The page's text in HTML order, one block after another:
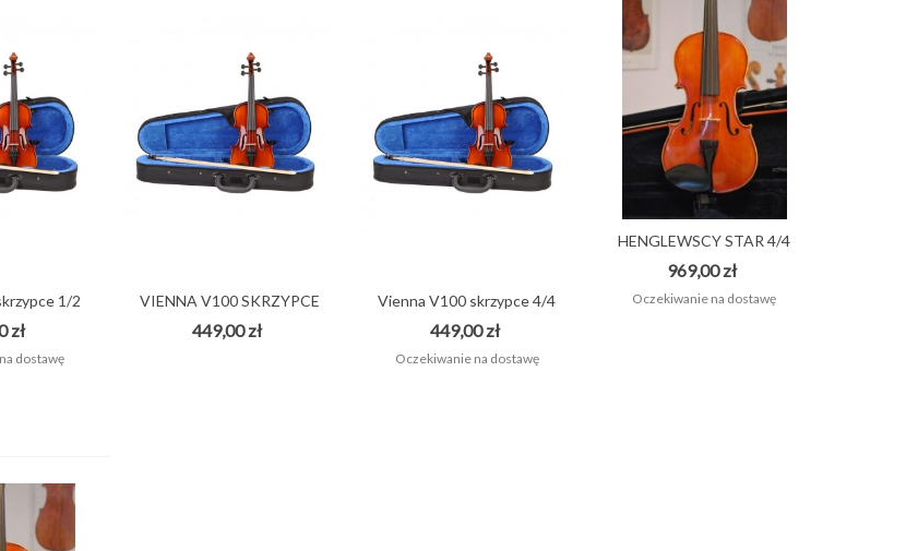
1/2
!
zł
dostawę
VIENNA V100 SKRZYPCE
3/4 +...
449,00 zł
Vienna V100 skrzypce 4/4
Promocja !
449,00 zł
Oczekiwanie na dostawę
HENGLEWSCY STAR 4/4
Skrzypce...
969,00 zł
Oczekiwanie na dostawę